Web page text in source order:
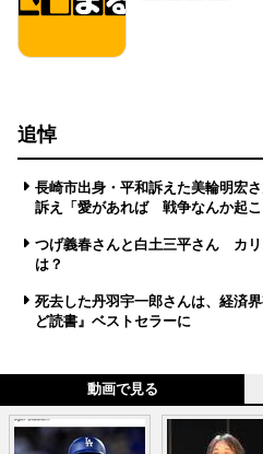
追悼
長崎市出身・平和訴えた美輪明宏
訴え「愛があれば 戦争なんか起こ
つげ義春さんと白土三平さん カ
は？
死去した丹羽宇一郎さんは、経済
ど読書』ベストセラーに
動画で見る